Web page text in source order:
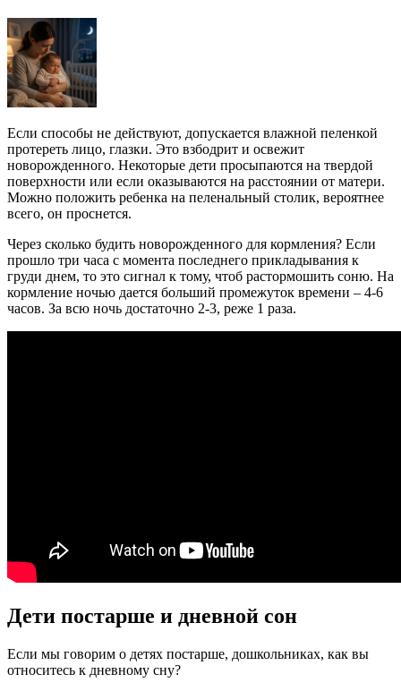
Если способы не действуют, допускается влажной пеленкой
протереть лицо, глазки. Это взбодрит и освежит
новорожденного. Некоторые дети просыпаются на твердой
поверхности или если оказываются на расстоянии от матери.
Можно положить ребенка на пеленальный столик, вероятнее
всего, он проснется.
Через сколько будить новорожденного для кормления? Если
прошло три часа с момента последнего прикладывания к
груди днем, то это сигнал к тому, чтоб растормошить соню. На
кормление ночью дается больший промежуток времени – 4-6
часов. За всю ночь достаточно 2-3, реже 1 раза.
Дети постарше и дневной сон
Если мы говорим о детях постарше, дошкольниках, как вы
относитесь к дневному сну?